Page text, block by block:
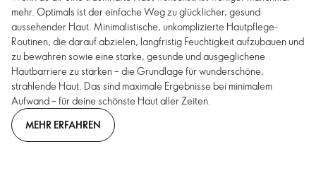
mehr. Optimals ist der einfache Weg zu glücklicher, gesund
aussehender Haut. Minimalistische, unkomplizierte Hautpflege-
Routinen, die darauf abzielen, langfristig Feuchtigkeit aufzubauen und
zu bewahren sowie eine starke, gesunde und ausgeglichene
Hautbarriere zu stärken – die Grundlage für wunderschöne,
strahlende Haut. Das sind maximale Ergebnisse bei minimalem
Aufwand – für deine schönste Haut aller Zeiten.
MEHR ERFAHREN